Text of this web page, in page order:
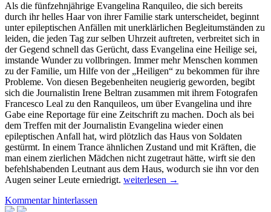
Als die fünfzehnjährige Evangelina Ranquileo, die sich bereits
durch ihr helles Haar von ihrer Familie stark unterscheidet, beginnt
unter epileptischen Anfällen mit unerklärlichen Begleitumständen zu
leiden, die jeden Tag zur selben Uhrzeit auftreten, verbreitet sich in
der Gegend schnell das Gerücht, dass Evangelina eine Heilige sei,
imstande Wunder zu vollbringen. Immer mehr Menschen kommen
zu der Familie, um Hilfe von der „Heiligen“ zu bekommen für ihre
Probleme. Von diesen Begebenheiten neugierig geworden, begibt
sich die Journalistin Irene Beltran zusammen mit ihrem Fotografen
Francesco Leal zu den Ranquileos, um über Evangelina und ihre
Gabe eine Reportage für eine Zeitschrift zu machen. Doch als bei
dem Treffen mit der Journalistin Evangelina wieder einen
epileptischen Anfall hat, wird plötzlich das Haus von Soldaten
gestürmt. In einem Trance ähnlichen Zustand und mit Kräften, die
man einem zierlichen Mädchen nicht zugetraut hätte, wirft sie den
befehlshabenden Leutnant aus dem Haus, wodurch sie ihn vor den
Augen seiner Leute erniedrigt. Von
weiterlesen →
Kommentar hinterlassen